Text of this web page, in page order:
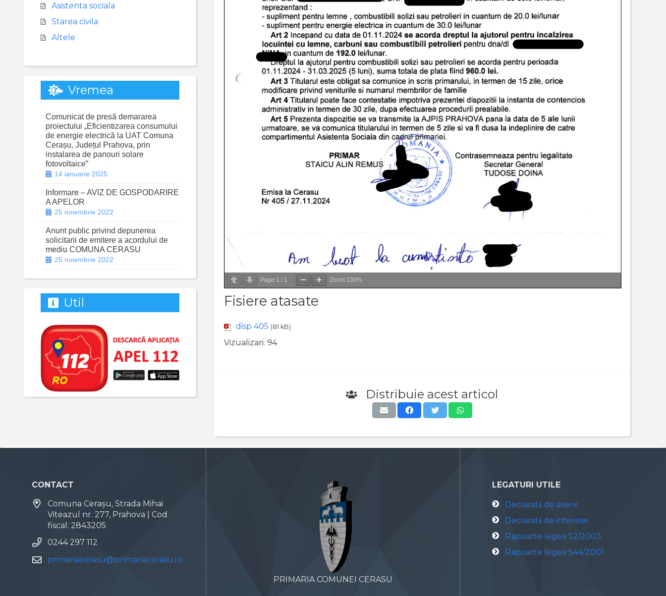
Page 1 / 1 Zoom 100%
Fisiere atasate
disp 405 (81 kB)
Vizualizari: 94
Distribuie acest articol
Asistenta sociala
Starea civila
Altele
Vremea
Comunicat de presă demararea
proiectului „Eficientizarea consumului
de energie electrică la UAT Comuna
Cerașu, Județul Prahova, prin
instalarea de panouri solare
fotovoltaice”
14 ianuarie 2025
Informare – AVIZ DE GOSPODARIRE
A APELOR
25 noiembrie 2022
Anunt public privind depunerea
solicitarii de emitere a acordului de
mediu COMUNA CERASU
25 noiembrie 2022
Util
CONTACT
Comuna Cerașu, Strada Mihai
Viteazul nr. 277, Prahova | Cod
fiscal: 2843205
0244 297 112
primariacerasu@primariacerasu.ro
PRIMARIA COMUNEI CERASU
LEGATURI UTILE
Declaratii de avere
Declaratii de interese
Rapoarte legea 52/2003
Rapoarte legea 544/2001